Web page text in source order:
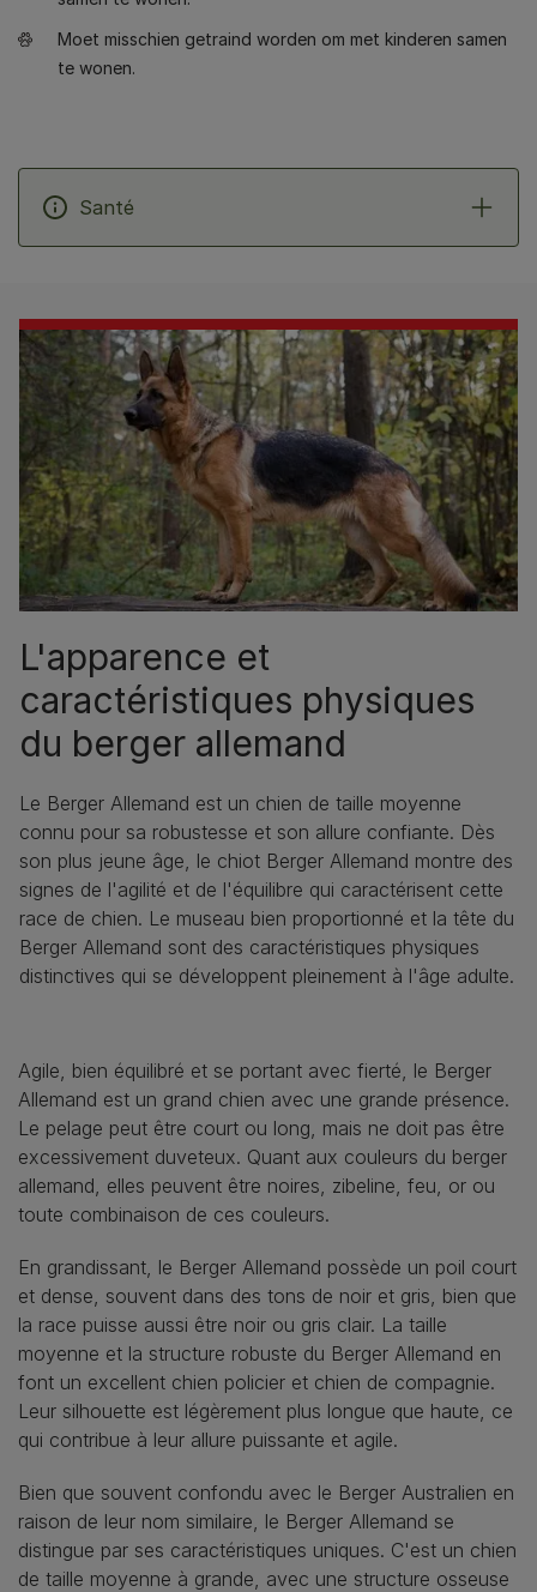
Moet misschien getraind worden om met kinderen samen
te wonen.
Santé
L'apparence et
caractéristiques physiques
du berger allemand
Le Berger Allemand est un chien de taille moyenne
connu pour sa robustesse et son allure confiante. Dès
son plus jeune âge, le chiot Berger Allemand montre des
signes de l'agilité et de l'équilibre qui caractérisent cette
race de chien. Le museau bien proportionné et la tête du
Berger Allemand sont des caractéristiques physiques
distinctives qui se développent pleinement à l'âge adulte.
Agile, bien équilibré et se portant avec fierté, le Berger
Allemand est un grand chien avec une grande présence.
Le pelage peut être court ou long, mais ne doit pas être
excessivement duveteux. Quant aux couleurs du berger
allemand, elles peuvent être noires, zibeline, feu, or ou
toute combinaison de ces couleurs.
En grandissant, le Berger Allemand possède un poil court
et dense, souvent dans des tons de noir et gris, bien que
la race puisse aussi être noir ou gris clair. La taille
moyenne et la structure robuste du Berger Allemand en
font un excellent chien policier et chien de compagnie.
Leur silhouette est légèrement plus longue que haute, ce
qui contribue à leur allure puissante et agile.
Bien que souvent confondu avec le Berger Australien en
raison de leur nom similaire, le Berger Allemand se
distingue par ses caractéristiques uniques. C'est un chien
de taille moyenne à grande, avec une structure osseuse